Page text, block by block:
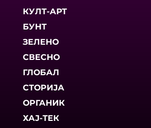
КУЛТ-АРТ
БУНТ
ЗЕЛЕНО
СВЕСНО
ГЛОБАЛ
СТОРИЈА
ОРГАНИК
ХАЈ-ТЕК